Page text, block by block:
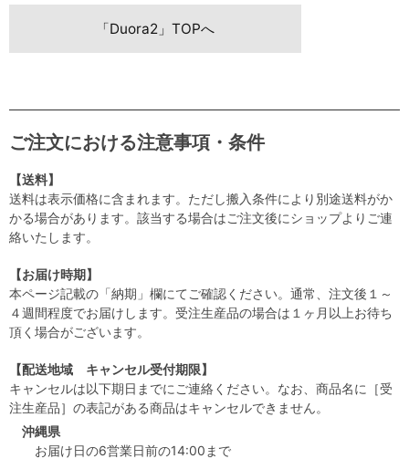
「Duora2」TOPへ
ご注文における注意事項・条件
【送料】
送料は表示価格に含まれます。ただし搬入条件により別途送料がか
かる場合があります。該当する場合はご注文後にショップよりご連
絡いたします。
【お届け時期】
本ページ記載の「納期」欄にてご確認ください。通常、注文後１～
４週間程度でお届けします。受注生産品の場合は１ヶ月以上お待ち
頂く場合がございます。
【配送地域 キャンセル受付期限】
キャンセルは以下期日までにご連絡ください。なお、商品名に［受
注生産品］の表記がある商品はキャンセルできません。
沖縄県
お届け日の6営業日前の14:00まで